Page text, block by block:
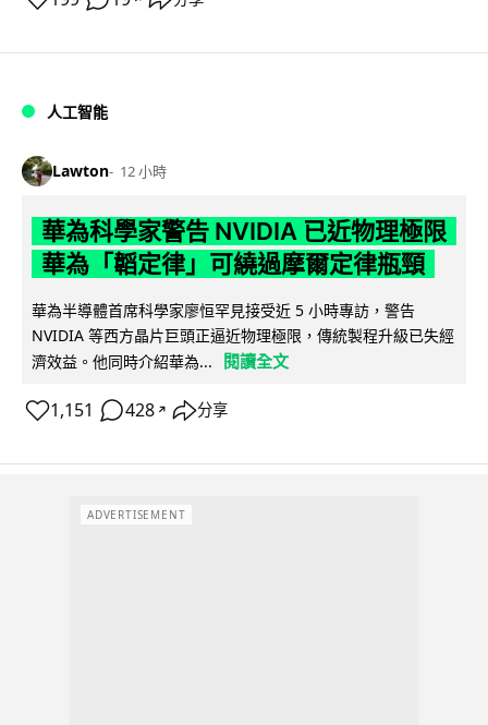
人工智能
Lawton 12 小時
華為科學家警告 NVIDIA 已近物理極限
華為「韜定律」可繞過摩爾定律瓶頸
華為半導體首席科學家廖恒罕見接受近 5 小時專訪，警告
NVIDIA 等西方晶片巨頭正逼近物理極限，傳統製程升級已失經
濟效益。他同時介紹華為...
閱讀全文
1,151 428 ↗ 分享
ADVERTISEMENT